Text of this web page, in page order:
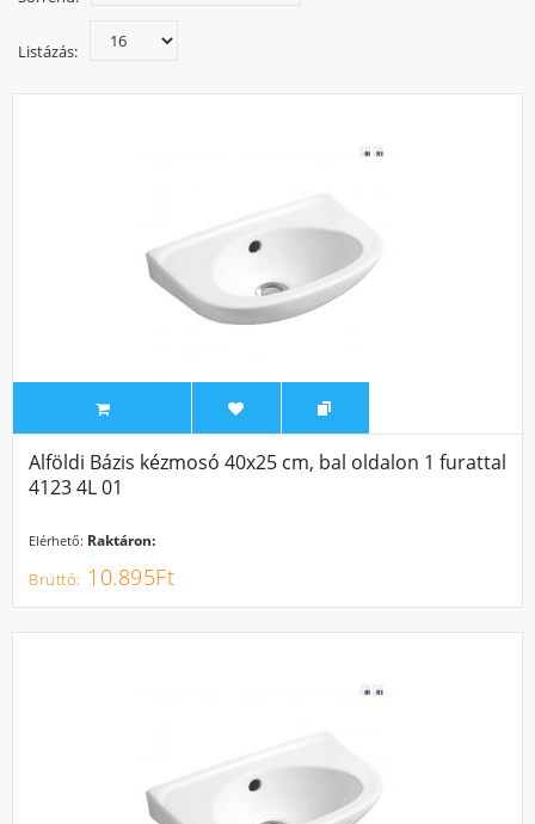
szerelhetőek. A kézmosók esetében figyeljen arra, hogy a
kényelmesen aláférjen, de mégse csapkodjuk szét a padlón
Listázás:
Alföldi Bázis kézmosó 40x25 cm, bal oldalon 1 furattal
4123 4L 01
Elérhető: Raktáron:
10.895Ft